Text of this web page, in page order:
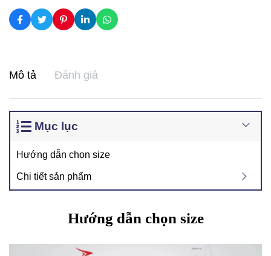
Mô tả Đánh giá
Mục lục
Hướng dẫn chọn size
Chi tiết sản phẩm
Hướng dẫn chọn size